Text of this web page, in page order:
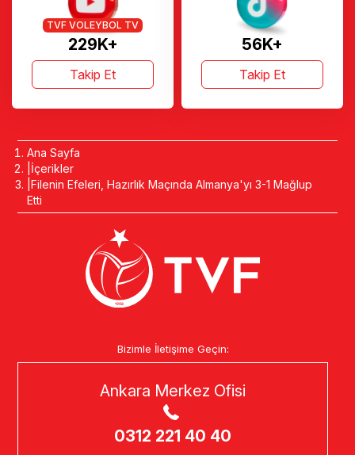
229K+
TVF VOLEYBOL TV
Takip Et
56K+
Takip Et
Ana Sayfa
İçerikler
Filenin Efeleri, Hazırlık Maçında Almanya'yı 3-1 Mağlup
Etti
Bizimle İletişime Geçin:
Ankara Merkez Ofisi
0312 221 40 40